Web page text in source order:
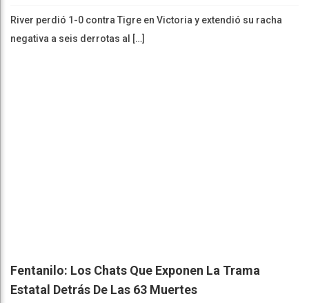
River perdió 1-0 contra Tigre en Victoria y extendió su racha
negativa a seis derrotas al […]
Fentanilo: Los Chats Que Exponen La Trama
Estatal Detrás De Las 63 Muertes